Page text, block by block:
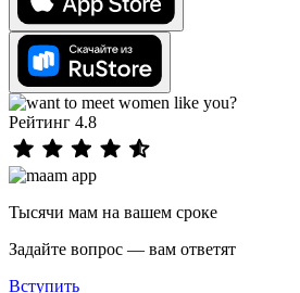
Рейтинг 4.8
Тысячи мам на вашем сроке
Задайте вопрос — вам ответят
Вступить